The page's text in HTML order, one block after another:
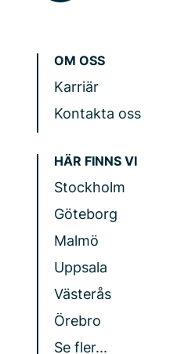
OM OSS
Karriär
Kontakta oss
HÄR FINNS VI
Stockholm
Göteborg
Malmö
Uppsala
Västerås
Örebro
Se fler...